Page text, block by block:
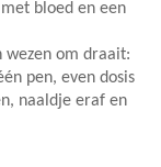
bloed en een
wezen om draait:
pen, even dosis
naaldje eraf en